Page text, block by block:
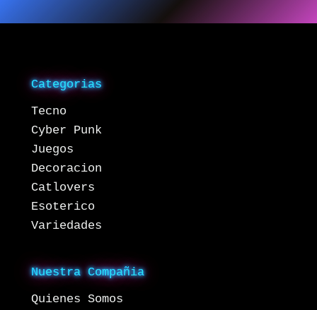
Categorias
Tecno
Cyber Punk
Juegos
Decoracion
Catlovers
Esoterico
Variedades
Nuestra Compañia
Quienes Somos